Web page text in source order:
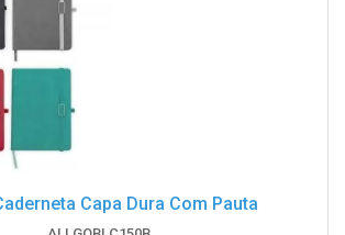
Capa Dura Com Pauta